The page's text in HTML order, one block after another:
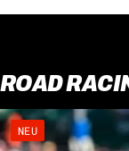
ROAD
NEU